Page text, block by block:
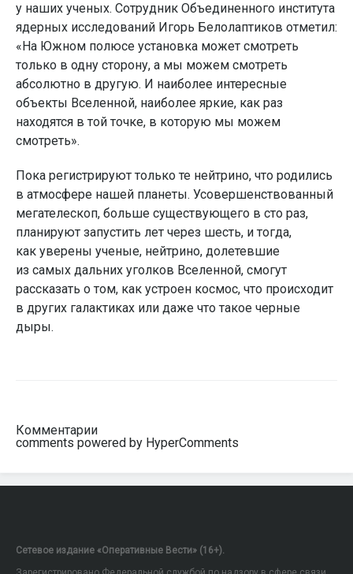
у наших ученых. Сотрудник Объединенного института
ядерных исследований Игорь Белолаптиков отметил:
«На Южном полюсе установка может смотреть
только в одну сторону, а мы можем смотреть
абсолютно в другую. И наиболее интересные
объекты Вселенной, наиболее яркие, как раз
находятся в той точке, в которую мы можем
смотреть».
Пока регистрируют только те нейтрино, что родились
в атмосфере нашей планеты. Усовершенствованный
мегателескоп, больше существующего в сто раз,
планируют запустить лет через шесть, и тогда,
как уверены ученые, нейтрино, долетевшие
из самых дальних уголков Вселенной, смогут
рассказать о том, как устроен космос, что происходит
в других галактиках или даже что такое черные
дыры.
Комментарии
comments powered by HyperComments
Сетевое издание «Оперативные Вести» (16+).